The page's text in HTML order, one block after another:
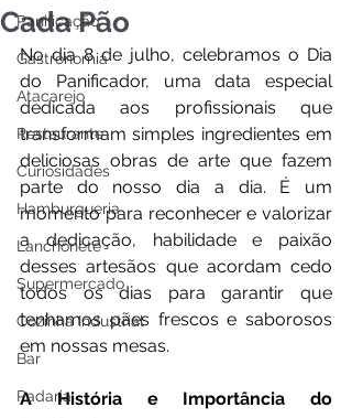
Panificação
Gastronomia
Atacarejo
Restaurante
Curiosidades
Hamburgueria
Lanchonete
Supermercado
Cozinha Industrial
Bar
Padaria
Cada Pão
No dia 8 de julho, celebramos o Dia
do Panificador, uma data especial
dedicada aos profissionais que
transformam simples ingredientes em
deliciosas obras de arte que fazem
parte do nosso dia a dia. É um
momento para reconhecer e valorizar
a dedicação, habilidade e paixão
desses artesãos que acordam cedo
todos os dias para garantir que
tenhamos pães frescos e saborosos
em nossas mesas.
A História e Importância do